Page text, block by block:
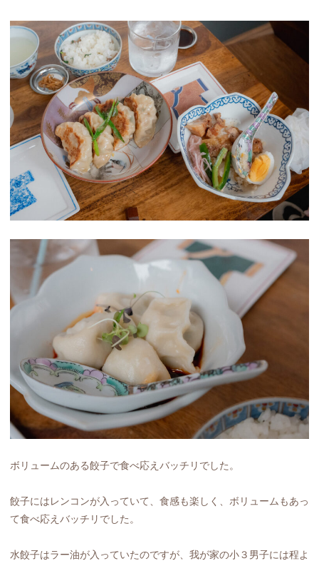
ボリュームのある餃子で食べ応えバッチリでした。
餃子にはレンコンが入っていて、食感も楽しく、ボリュームもあっ
て食べ応えバッチリでした。
水餃子はラー油が入っていたのですが、我が家の小３男子には程よ